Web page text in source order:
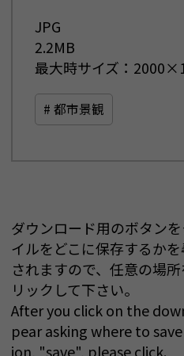
JPG
2.2MB
最大時サイズ：
# 都市景観
ダウンロード用のボタン
イルをどこに保存するか
されますので、任意の場
リックして下さい。
After you click on the
pear asking where to
ion, "save", please click.